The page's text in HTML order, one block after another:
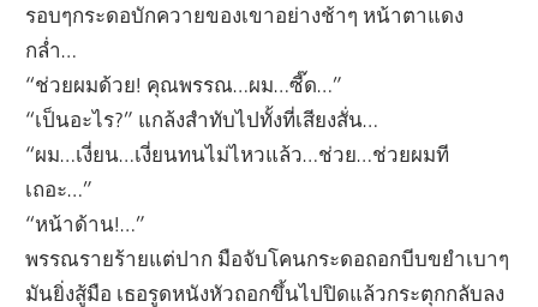
รอบๆกระดอบักควายของเขาอย่างช้าๆ หน้าตาแดง
กล่ำ…
“ช่วยผมด้วย! คุณพรรณ…ผม…ซี๊ด…”
“เป็นอะไร?” แกล้งสำทับไปทั้งที่เสียงสั่น…
“ผม…เงี่ยน…เงี่ยนทนไม่ไหวแล้ว…ช่วย…ช่วยผมที
เถอะ…”
“หน้าด้าน!…”
พรรณรายร้ายแต่ปาก มือจับโคนกระดอถอกบีบขยำเบาๆ
มันยิ่งสู้มือ เธอรูดหนังหัวถอกขึ้นไปปิดแล้วกระตุกกลับลง